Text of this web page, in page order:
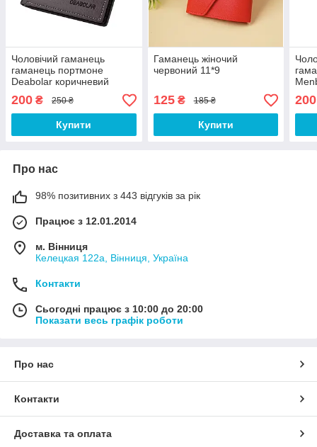
Чоловічий гаманець
гаманець портмоне
Deabolar коричневий
200 ₴ 250 ₴
Купити
Гаманець жіночий
червоний 11*9
125₴ 185 ₴
Купити
200
Про нас
98% позитивних з 443 відгуків за рік
Працює з 12.01.2014
м. Вінниця
Келецкая 122а, Вінниця, Україна
Контакти
Сьогодні працює з 10:00 до 20:00
Показати весь графік роботи
Про нас
Контакти
Доставка та оплата